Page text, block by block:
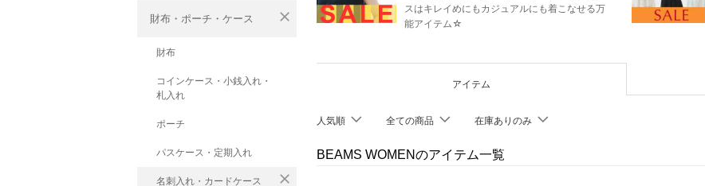
財布・ポーチ・ケース close
財布
コインケース・小銭入れ・
札入れ
ポーチ
パスケース・定期入れ
名刺入れ・カードケース close
スはキレイめにもカジュアルにも着こなせる万
能アイテム☆
アイテム
人気順 全ての商品 在庫ありのみ
BEAMS WOMENのアイテム一覧